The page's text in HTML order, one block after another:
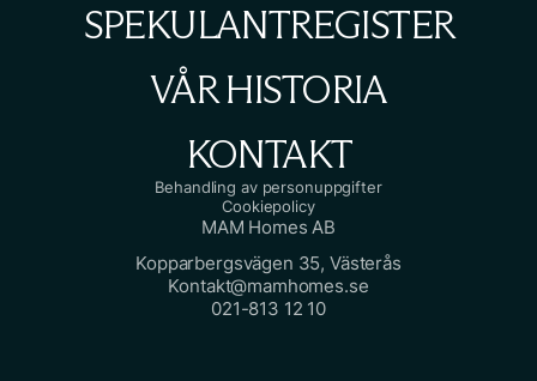
SPEKULANTREGISTER
VÅR HISTORIA
KONTAKT
Behandling av personuppgifter
Cookiepolicy
MAM Homes AB
Kopparbergsvägen 35, Västerås
Kontakt@mamhomes.se
021-813 12 10